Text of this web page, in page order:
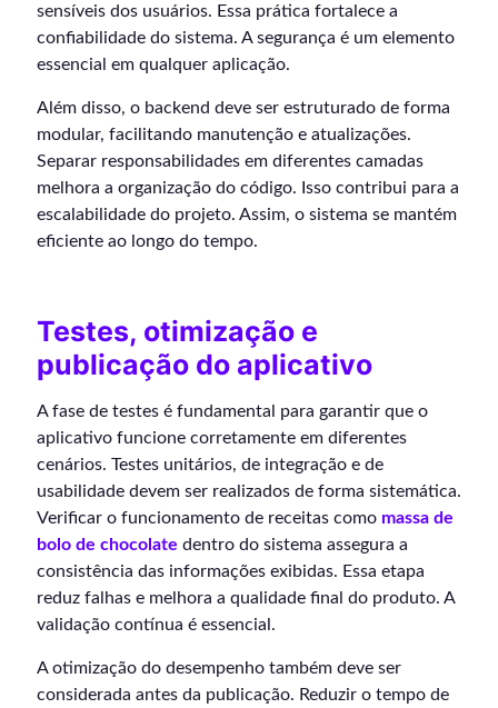
sensíveis dos usuários. Essa prática fortalece a
confiabilidade do sistema. A segurança é um elemento
essencial em qualquer aplicação.
Além disso, o backend deve ser estruturado de forma
modular, facilitando manutenção e atualizações.
Separar responsabilidades em diferentes camadas
melhora a organização do código. Isso contribui para a
escalabilidade do projeto. Assim, o sistema se mantém
eficiente ao longo do tempo.
Testes, otimização e
publicação do aplicativo
A fase de testes é fundamental para garantir que o
aplicativo funcione corretamente em diferentes
cenários. Testes unitários, de integração e de
usabilidade devem ser realizados de forma sistemática.
Verificar o funcionamento de receitas como massa de
bolo de chocolate dentro do sistema assegura a
consistência das informações exibidas. Essa etapa
reduz falhas e melhora a qualidade final do produto. A
validação contínua é essencial.
A otimização do desempenho também deve ser
considerada antes da publicação. Reduzir o tempo de